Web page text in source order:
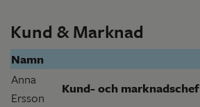
Kund & Marknad
Namn
Anna
Ersson
Kund- och marknadschef